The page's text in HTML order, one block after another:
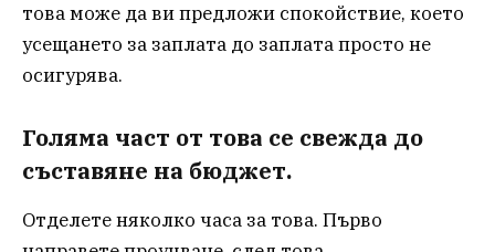
това може да ви предложи спокойствие, което
усещането за заплата до заплата просто не
осигурява.
Голяма част от това се свежда до
съставяне на бюджет.
Отделете няколко часа за това. Първо